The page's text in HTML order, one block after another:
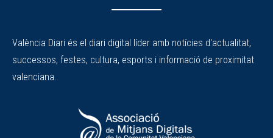
València Diari és el diari digital líder amb notícies d'actualitat,
successos, festes, cultura, esports i informació de proximitat
valenciana.